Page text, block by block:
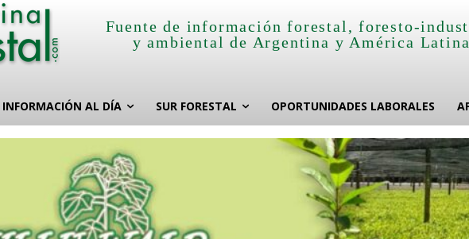
Fuente de información forestal, foresto-
y ambiental de Argentina y América
INFORMACIÓN AL DÍA SUR FORESTAL OPORTUNIDADES LABORALES